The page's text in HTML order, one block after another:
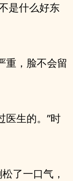
是什么好东
重，脸不会留
医生的。”时
了一口气，